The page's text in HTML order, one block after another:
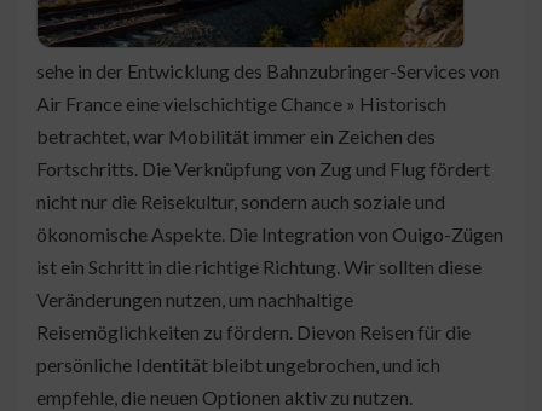
sehe in der Entwicklung des Bahnzubringer-Services von
Air France eine vielschichtige Chance » Historisch
betrachtet, war Mobilität immer ein Zeichen des
Fortschritts. Die Verknüpfung von Zug und Flug fördert
nicht nur die Reisekultur, sondern auch soziale und
ökonomische Aspekte. Die Integration von Ouigo-Zügen
ist ein Schritt in die richtige Richtung. Wir sollten diese
Veränderungen nutzen, um nachhaltige
Reisemöglichkeiten zu fördern. Dievon Reisen für die
persönliche Identität bleibt ungebrochen, und ich
empfehle, die neuen Optionen aktiv zu nutzen.